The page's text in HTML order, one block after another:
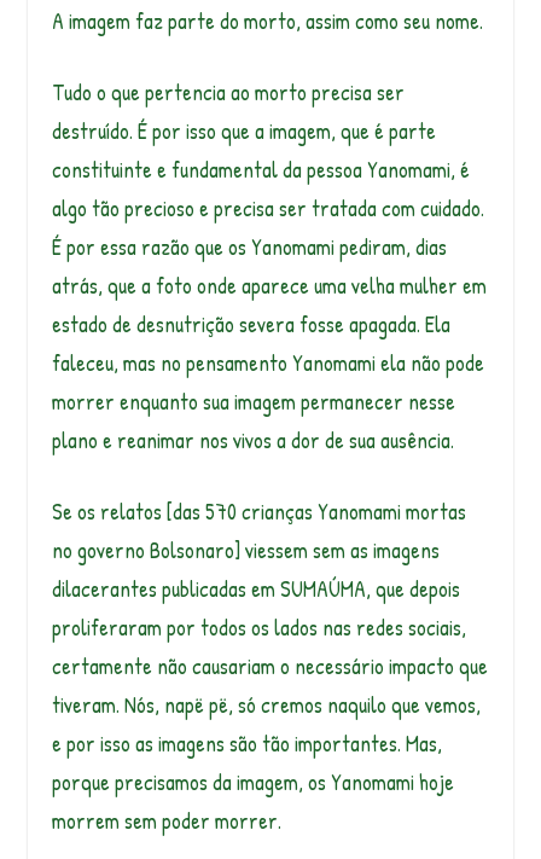
A imagem faz parte do morto, assim como seu nome.
Tudo o que pertencia ao morto precisa ser
destruído. É por isso que a imagem, que é parte
constituinte e fundamental da pessoa Yanomami, é
algo tão precioso e precisa ser tratada com cuidado.
É por essa razão que os Yanomami pediram, dias
atrás, que a foto onde aparece uma velha mulher em
estado de desnutrição severa fosse apagada. Ela
faleceu, mas no pensamento Yanomami ela não pode
morrer enquanto sua imagem permanecer nesse
plano e reanimar nos vivos a dor de sua ausência.
Se os relatos [das 570 crianças Yanomami mortas
no governo Bolsonaro] viessem sem as imagens
dilacerantes publicadas em SUMAÚMA, que depois
proliferaram por todos os lados nas redes sociais,
certamente não causariam o necessário impacto que
tiveram. Nós, napë pë, só cremos naquilo que vemos,
e por isso as imagens são tão importantes. Mas,
porque precisamos da imagem, os Yanomami hoje
morrem sem poder morrer.